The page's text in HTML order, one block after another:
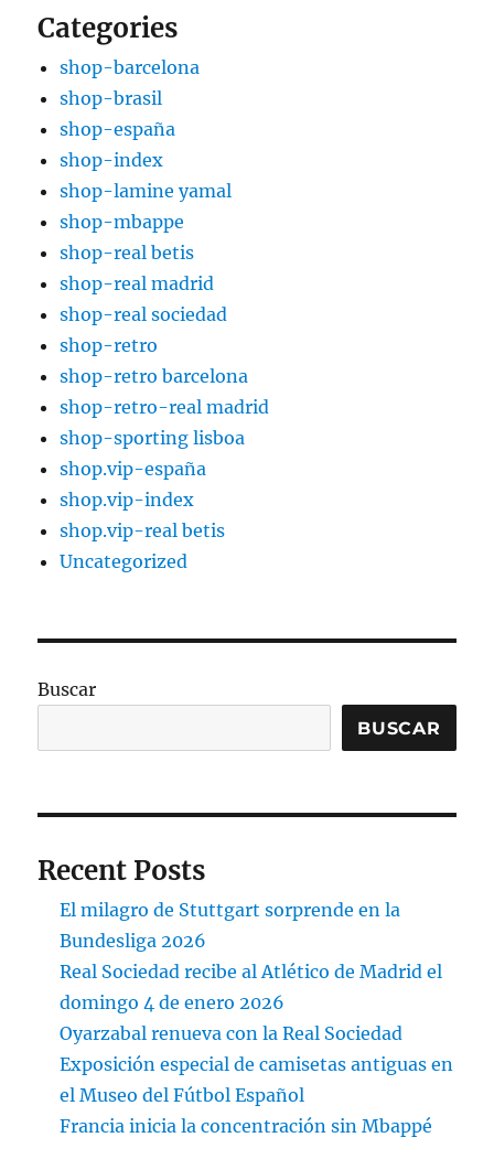
Categories
shop-barcelona
shop-brasil
shop-españa
shop-index
shop-lamine yamal
shop-mbappe
shop-real betis
shop-real madrid
shop-real sociedad
shop-retro
shop-retro barcelona
shop-retro-real madrid
shop-sporting lisboa
shop.vip-españa
shop.vip-index
shop.vip-real betis
Uncategorized
Buscar
BUSCAR
Recent Posts
El milagro de Stuttgart sorprende en la
Bundesliga 2026
Real Sociedad recibe al Atlético de Madrid el
domingo 4 de enero 2026
Oyarzabal renueva con la Real Sociedad
Exposición especial de camisetas antiguas en
el Museo del Fútbol Español
Francia inicia la concentración sin Mbappé